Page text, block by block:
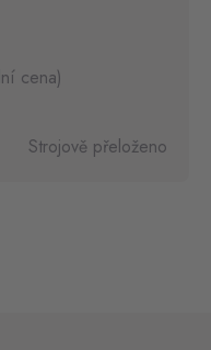
cena)
Strojově přeloženo